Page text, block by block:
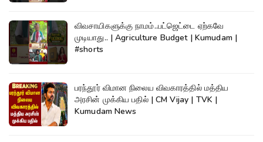
விவசாயிகளுக்கு நாமம்..பட்ஜெட்டை ஏற்கவே
முடியாது.. | Agriculture Budget | Kumudam |
#shorts
பரந்தூர் விமான நிலைய விவகாரத்தில் மத்திய
அரசின் முக்கிய பதில் | CM Vijay | TVK |
Kumudam News